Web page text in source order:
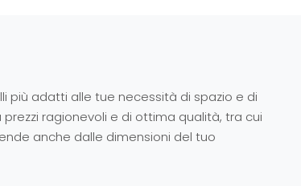
più adatti alle tue necessità di spazio e di
ragionevoli e di ottima qualità, tra cui
anche dalle dimensioni del tuo